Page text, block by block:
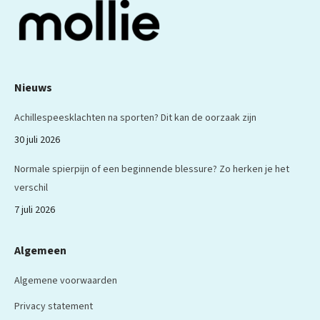
Nieuws
Achillespeesklachten na sporten? Dit kan de oorzaak zijn
30 juli 2026
Normale spierpijn of een beginnende blessure? Zo herken je het
verschil
7 juli 2026
Algemeen
Algemene voorwaarden
Privacy statement